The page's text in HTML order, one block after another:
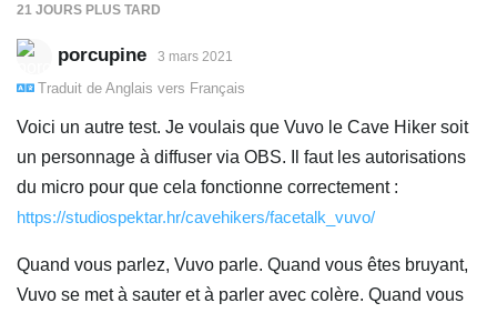
21 JOURS PLUS TARD
porcupine 3 mars 2021
Traduit de Anglais vers Français
Voici un autre test. Je voulais que Vuvo le Cave Hiker soit
un personnage à diffuser via OBS. Il faut les autorisations
du micro pour que cela fonctionne correctement :
https://studiospektar.hr/cavehikers/facetalk_vuvo/
Quand vous parlez, Vuvo parle. Quand vous êtes bruyant,
Vuvo se met à sauter et à parler avec colère. Quand vous